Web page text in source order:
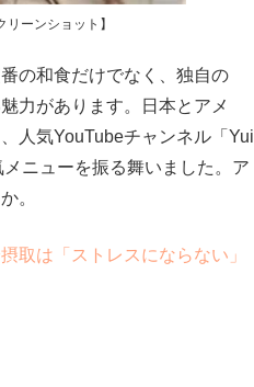
ーンショット】
の和食だけでなく、独自の
力があります。日本とアメ
人気YouTubeチャンネル「Yui
ニューを振る舞いました。ア
。
取は「ストレスにならない」